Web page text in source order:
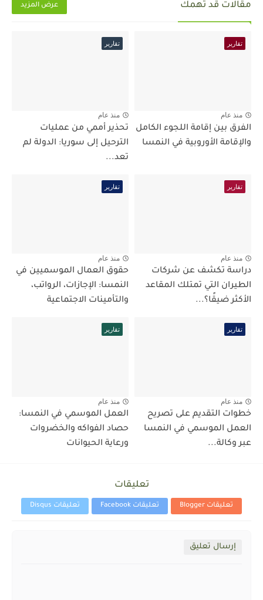
مقالات قد تهمك عرض المزيد
تقارير
منذ عام
الفرق بين إقامة اللجوء الكامل
والإقامة الأوروبية في النمسا
تقارير
منذ عام
تحذير أممي من عمليات
الترحيل إلى سوريا: الدولة لم
تعد...
تقارير
منذ عام
دراسة تكشف عن شركات
الطيران التي تمتلك المقاعد
الأكثر ضيقًا؟...
تقارير
منذ عام
حقوق العمال الموسميين في
النمسا: الإجازات، الرواتب،
والتأمينات الاجتماعية
تقارير
منذ عام
خطوات التقديم على تصريح
العمل الموسمي في النمسا
عبر وكالة...
تقارير
منذ عام
العمل الموسمي في النمسا:
حصاد الفواكه والخضروات
ورعاية الحيوانات
تعليقات
تعليقات Blogger تعليقات Facebook تعليقات Disqus
إرسال تعليق